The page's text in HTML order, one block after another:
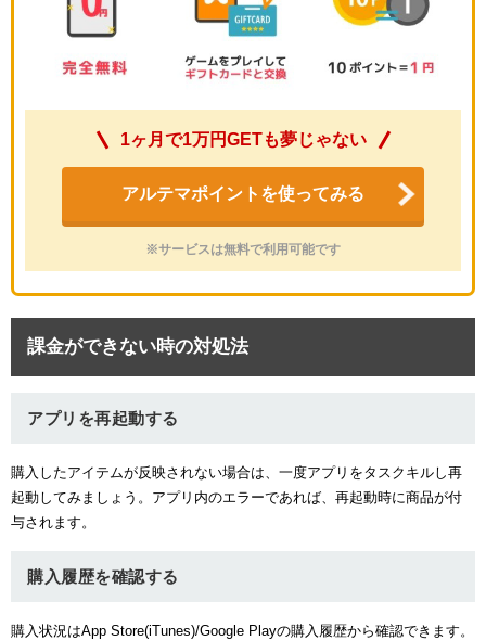
1ヶ月で1万円GETも夢じゃない
アルテマポイントを使ってみる
※サービスは無料で利用可能です
課金ができない時の対処法
アプリを再起動する
購入したアイテムが反映されない場合は、一度アプリをタスクキルし再
起動してみましょう。アプリ内のエラーであれば、再起動時に商品が付
与されます。
購入履歴を確認する
購入状況はApp Store(iTunes)/Google Playの購入履歴から確認できます。